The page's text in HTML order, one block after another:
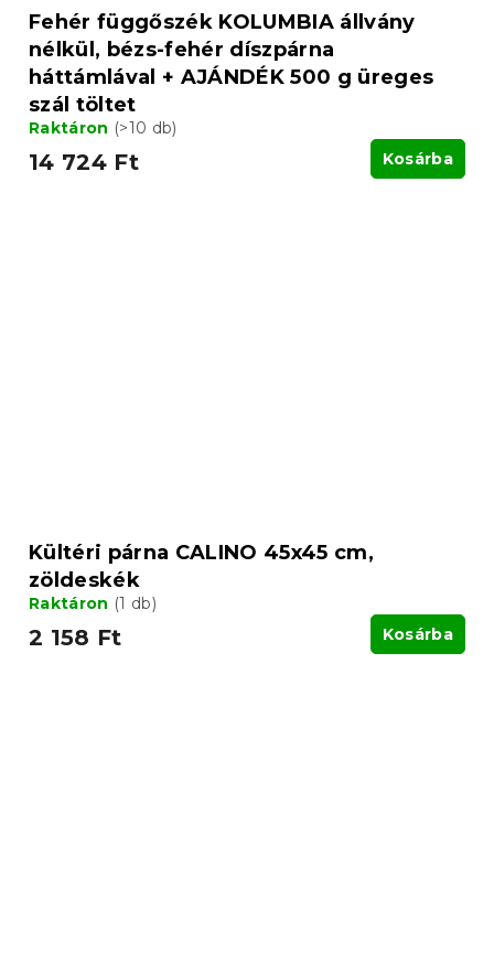
Fehér függőszék KOLUMBIA állvány
nélkül, bézs-fehér díszpárna
háttámlával + AJÁNDÉK 500 g üreges
szál töltet
Raktáron (>10 db)
14 724 Ft Kosárba
Kültéri párna CALINO 45x45 cm,
zöldeskék
Raktáron (1 db)
2 158 Ft Kosárba